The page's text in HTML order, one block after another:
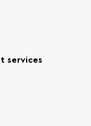
services